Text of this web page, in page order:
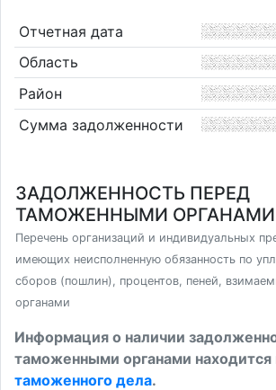
Отчетная дата
Область
Район
Сумма задолженности
ЗАДОЛЖЕННОСТЬ ПЕРЕД
ТАМОЖЕННЫМИ ОРГАНАМИ
Перечень организаций и индивидуальных
имеющих неисполненную обязанность по
сборов (пошлин), процентов, пеней,
органами
Информация о наличии
таможенными органами находится
таможенного дела.